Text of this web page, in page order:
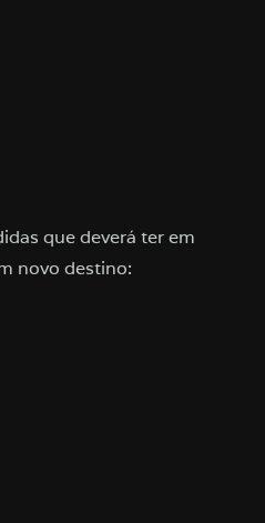
que deverá ter em
novo destino: